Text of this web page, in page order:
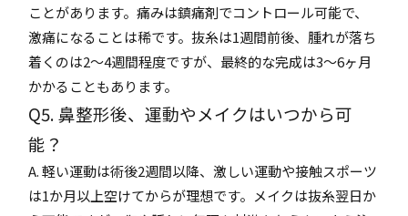
ことがあります。痛みは鎮痛剤でコントロール可能で、
激痛になることは稀です。抜糸は1週間前後、腫れが落ち
着くのは2～4週間程度ですが、最終的な完成は3～6ヶ月
かかることもあります。
Q5. 鼻整形後、運動やメイクはいつから可
能？
A. 軽い運動は術後2週間以降、激しい運動や接触スポーツ
は1か月以上空けてからが理想です。メイクは抜糸翌日か